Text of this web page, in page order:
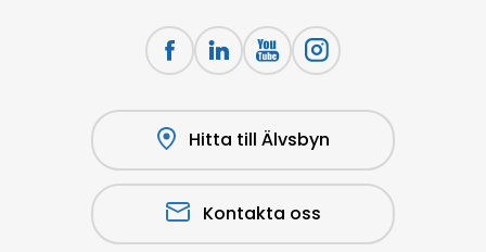
Hitta till Älvsbyn
Kontakta oss